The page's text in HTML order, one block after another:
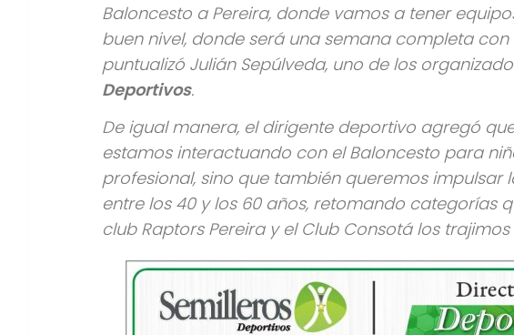
Baloncesto a Pereira, donde vamos a tener
buen nivel, donde será una semana completa
puntualizó Julián Sepúlveda, uno de los
Deportivos.
De igual manera, el dirigente deportivo agregó
estamos interactuando con el Baloncesto para
profesional, sino que también queremos impulsar
entre los 40 y los 60 años, retomando categorías
club Raptors Pereira y el Club Consotá los trajimos